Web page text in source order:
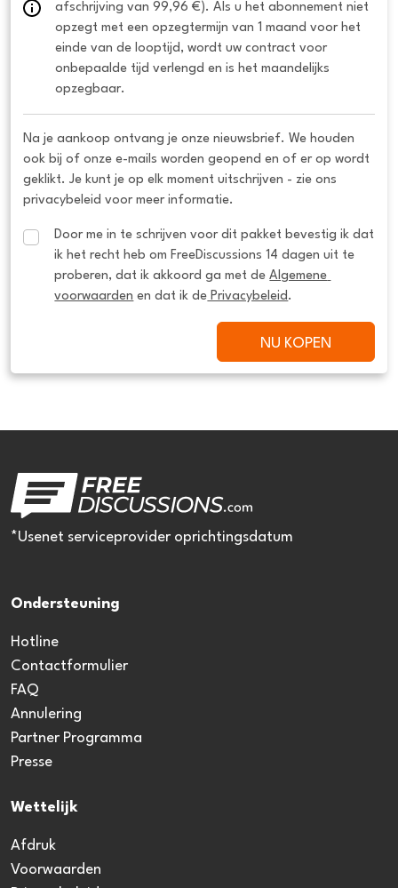
afschrijving van 99,96 €). Als u het abonnement niet
opzegt met een opzegtermijn van 1 maand voor het
einde van de looptijd, wordt uw contract voor
onbepaalde tijd verlengd en is het maandelijks
opzegbaar.
Na je aankoop ontvang je onze nieuwsbrief. We houden
ook bij of onze e-mails worden geopend en of er op wordt
geklikt. Je kunt je op elk moment uitschrijven - zie ons
privacybeleid voor meer informatie.
Door me in te schrijven voor dit pakket bevestig ik dat
ik het recht heb om FreeDiscussions 14 dagen uit te
proberen, dat ik akkoord ga met de Algemene
voorwaarden en dat ik de Privacybeleid .
NU KOPEN
*Usenet serviceprovider oprichtingsdatum
Ondersteuning
Hotline
Contactformulier
FAQ
Annulering
Partner Programma
Presse
Wettelijk
Afdruk
Voorwaarden